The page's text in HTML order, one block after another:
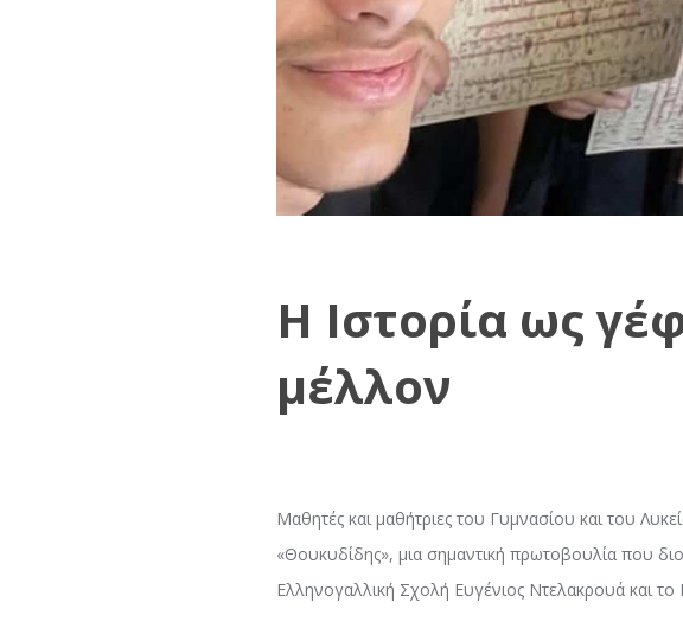
Η Ιστορία ως
μέλλον
Μαθητές και μαθήτριες του Γυμνασίου και του
«Θουκυδίδης», μια σημαντική πρωτοβουλία που
Ελληνογαλλική Σχολή Ευγένιος Ντελακρουά και